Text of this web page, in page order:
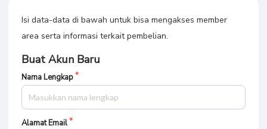
Isi data-data di bawah untuk bisa mengakses member
area serta informasi terkait pembelian.
Buat Akun Baru
Nama Lengkap
Alamat Email